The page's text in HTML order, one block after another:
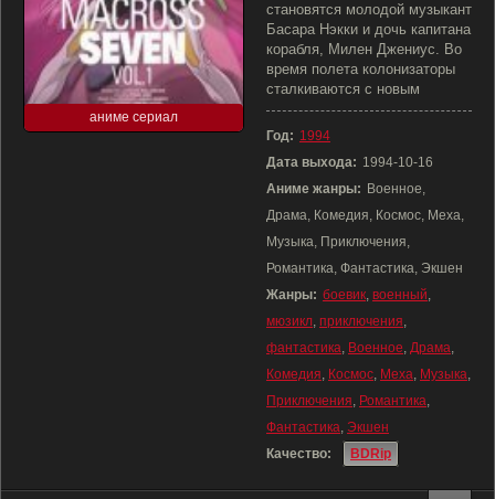
аниме сериал
становятся молодой музыкант
Басара Нэкки и дочь капитана
корабля, Милен Джениус. Во
время полета колонизаторы
сталкиваются с новым
Год: 1994
Дата выхода: 1994-10-16
Аниме жанры: Военное,
Драма, Комедия, Космос, Меха,
Музыка, Приключения,
Романтика, Фантастика, Экшен
Жанры: боевик, военный,
мюзикл, приключения,
фантастика, Военное, Драма,
Комедия, Космос, Меха, Музыка,
Приключения, Романтика,
Фантастика, Экшен
Качество:
BDRip